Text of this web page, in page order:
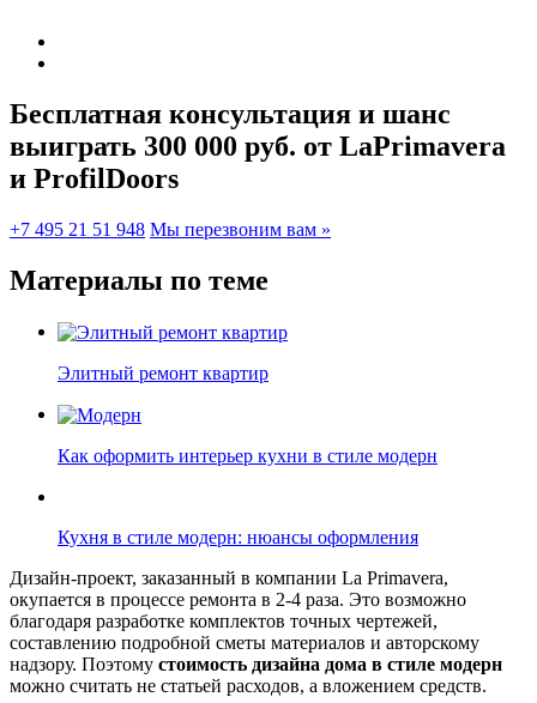
Бесплатная консультация и шанс
выиграть 300 000 руб. от LaPrimavera
и ProfilDoors
+7 495 21 51 948 Мы перезвоним вам »
Материалы по теме
Элитный ремонт квартир
Как оформить интерьер кухни в стиле модерн
Кухня в стиле модерн: нюансы оформления
Дизайн-проект, заказанный в компании La Primavera,
окупается в процессе ремонта в 2-4 раза. Это возможно
благодаря разработке комплектов точных чертежей,
составлению подробной сметы материалов и авторскому
надзору. Поэтому стоимость дизайна дома в стиле модерн
можно считать не статьей расходов, а вложением средств.